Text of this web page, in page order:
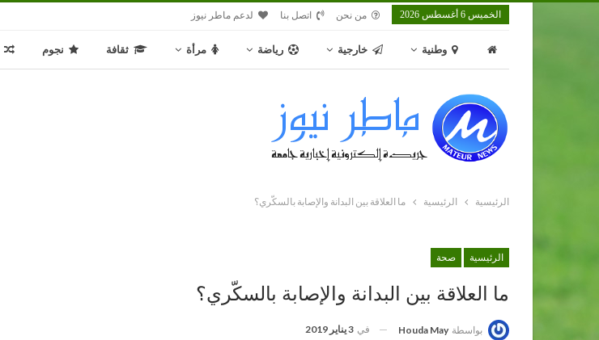
الخميس 6 أغسطس 2026 من نحن اتصل بنا لدعم ماطر نيوز
وطنية خارجية رياضة مرأة ثقافة نجوم
الرئيسية الرئيسية ما العلاقة بين البدانة والإصابة بالسكّري؟
الرئيسية صحة
ما العلاقة بين البدانة والإصابة بالسكّري؟
بواسطة Houda May في 3 يناير 2019